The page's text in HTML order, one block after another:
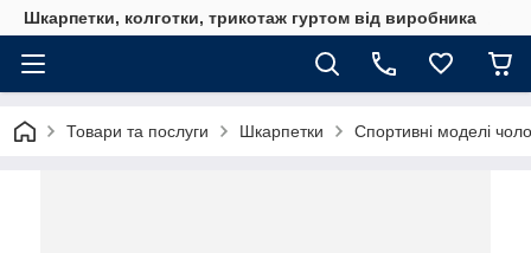
Шкарпетки, колготки, трикотаж гуртом від виробника
Товари та послуги Шкарпетки Спортивні моделі